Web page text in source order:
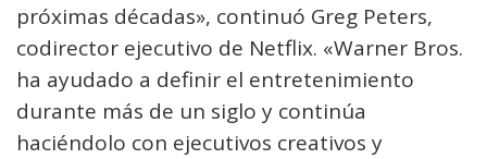
próximas décadas», continuó Greg Peters,
codirector ejecutivo de Netflix. «Warner Bros.
ha ayudado a definir el entretenimiento
durante más de un siglo y continúa
haciéndolo con ejecutivos creativos y